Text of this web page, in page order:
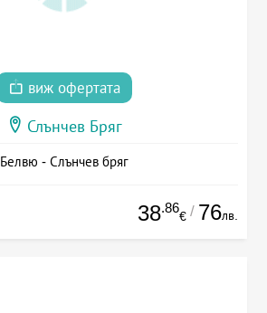
виж офертата
Слънчев Бряг
Белвю - Слънчев бряг
38.86
€ / 76лв.